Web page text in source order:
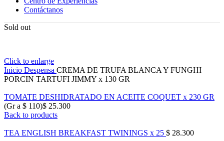
Contáctanos
Sold out
Click to enlarge
Inicio Despensa CREMA DE TRUFA BLANCA Y FUNGHI
PORCIN TARTUFI JIMMY x 130 GR
TOMATE DESHIDRATADO EN ACEITE COQUET x 230 GR
(Gr a $ 110)$ 25.300
Back to products
TEA ENGLISH BREAKFAST TWININGS x 25 $ 28.300